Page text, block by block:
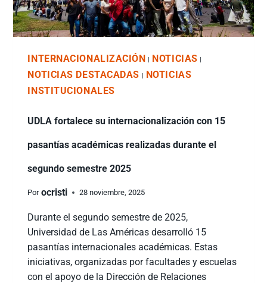
INTERNACIONALIZACIÓN | NOTICIAS |
NOTICIAS DESTACADAS | NOTICIAS
INSTITUCIONALES
UDLA fortalece su internacionalización con 15
pasantías académicas realizadas durante el
segundo semestre 2025
Por ocristi 28 noviembre, 2025
Durante el segundo semestre de 2025,
Universidad de Las Américas desarrolló 15
pasantías internacionales académicas. Estas
iniciativas, organizadas por facultades y escuelas
con el apoyo de la Dirección de Relaciones